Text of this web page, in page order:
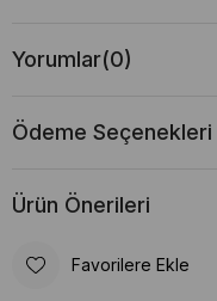
Yorumlar(0)
Ödeme Seçenekleri
Ürün Önerileri
Favorilere Ekle